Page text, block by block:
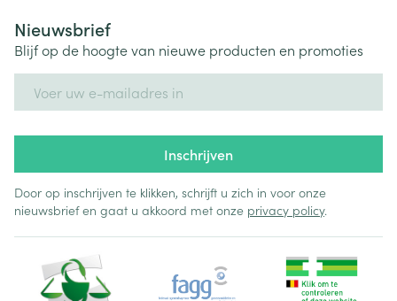
Nieuwsbrief
Blijf op de hoogte van nieuwe producten en promoties
Inschrijven
Door op inschrijven te klikken, schrijft u zich in voor onze
nieuwsbrief en gaat u akkoord met onze privacy policy.